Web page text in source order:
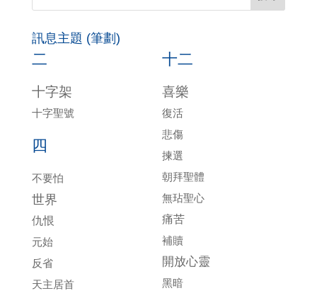
訊息主題 (筆劃)
二
十字架
十字聖號
四
不要怕
世界
仇恨
元始
反省
天主居首
十二
喜樂
復活
悲傷
揀選
朝拜聖體
無玷聖心
痛苦
補贖
開放心靈
黑暗